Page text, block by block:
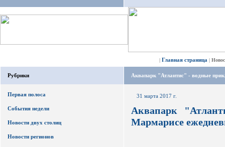
| Главная страница |
Рубрики
Первая полоса
События недели
Новости двух столиц
Новости регионов
Аквапарк "Атлантис" - водные
31 марта 2017 г.
Аквапарк
Мармарисе